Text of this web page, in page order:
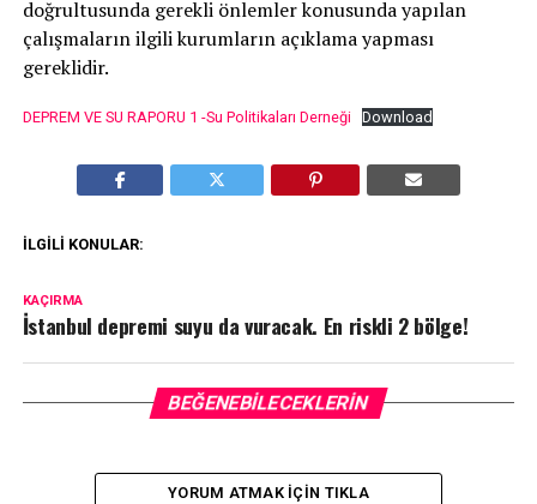
doğrultusunda gerekli önlemler konusunda yapılan
çalışmaların ilgili kurumların açıklama yapması
gereklidir.
DEPREM VE SU RAPORU 1 -Su Politikaları Derneği Download
İLGILI KONULAR:
KAÇIRMA
İstanbul depremi suyu da vuracak. En riskli 2 bölge!
BEĞENEBILECEKLERIN
YORUM ATMAK IÇIN TIKLA